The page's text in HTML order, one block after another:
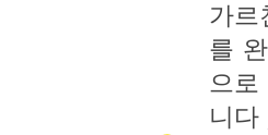
가
를
으
니다